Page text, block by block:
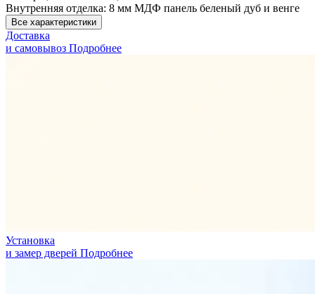
Внутренняя отделка: 8 мм МДФ панель беленый дуб и венге
Все характеристики
Доставка
и самовывоз Подробнее
Установка
и замер дверей Подробнее